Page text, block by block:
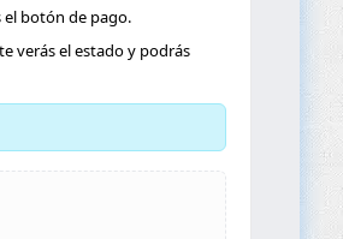
botón de pago.
verás el estado y podrás